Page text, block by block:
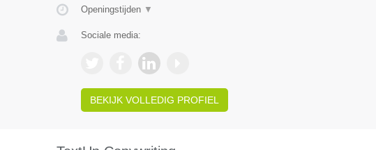
Openingstijden ▼
Sociale media:
BEKIJK VOLLEDIG PROFIEL